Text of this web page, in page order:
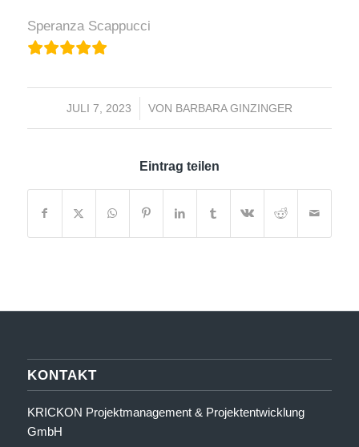
Speranza Scappucci
JULI 7, 2023
/ VON BARBARA GINZINGER
Eintrag teilen
KONTAKT
KRICKON Projektmanagement & Projektentwicklung
GmbH